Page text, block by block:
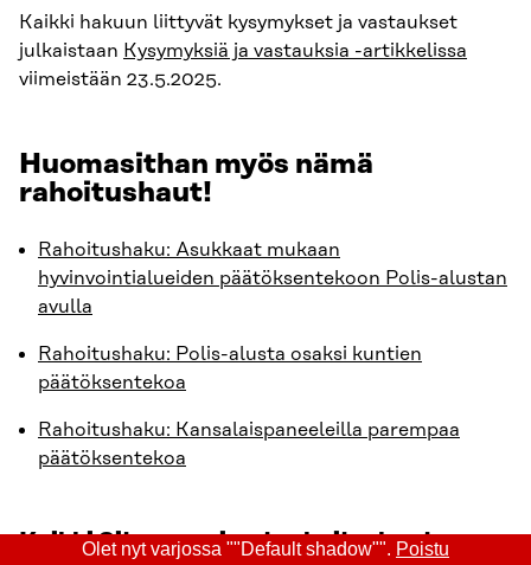
Kaikki hakuun liittyvät kysymykset ja vastaukset
julkaistaan Kysymyksiä ja vastauksia -artikkelissa
viimeistään 23.5.2025.
Huomasithan myös nämä
rahoitushaut!
Rahoitushaku: Asukkaat mukaan
hyvinvointialueiden päätöksentekoon Polis-alustan
avulla
Rahoitushaku: Polis-alusta osaksi kuntien
päätöksentekoa
Rahoitushaku: Kansalaispaneeleilla parempaa
päätöksentekoa
Kaikki Sitran avoimet rahoitushaut
Olet nyt varjossa ""Default shadow"". Poistu